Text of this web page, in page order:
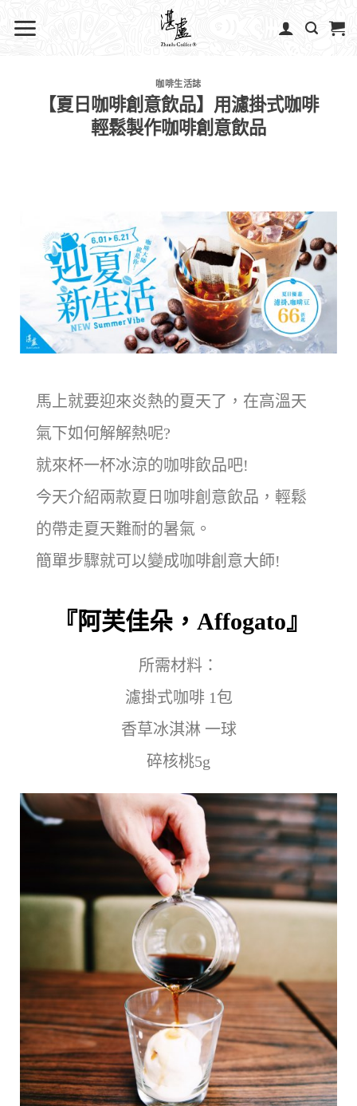
咖啡生活誌
【夏日咖啡創意飲品】用濾掛式咖啡
輕鬆製作咖啡創意飲品
馬上就要迎來炎熱的夏天了，在高溫天
氣下如何解解熱呢?
就來杯一杯冰涼的咖啡飲品吧!
今天介紹兩款夏日咖啡創意飲品，輕鬆
的帶走夏天難耐的暑氣。
簡單步驟就可以變成咖啡創意大師!
『阿芙佳朵，Affogato』
所需材料：
濾掛式咖啡 1包
香草冰淇淋 一球
碎核桃5g